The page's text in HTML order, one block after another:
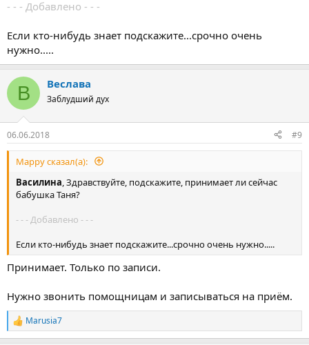
- - - Добавлено - - -
Если кто-нибудь знает подскажите...срочно очень
нужно.....
В Веслава
Заблудший дух
06.06.2018 #9
Марру сказал(а):
Василина , Здравствуйте, подскажите, принимает ли сейчас
бабушка Таня?
- - - Добавлено - - -
Если кто-нибудь знает подскажите...срочно очень нужно.....
Принимает. Только по записи.
Нужно звонить помощницам и записываться на приём.
Р
е
Marusia7